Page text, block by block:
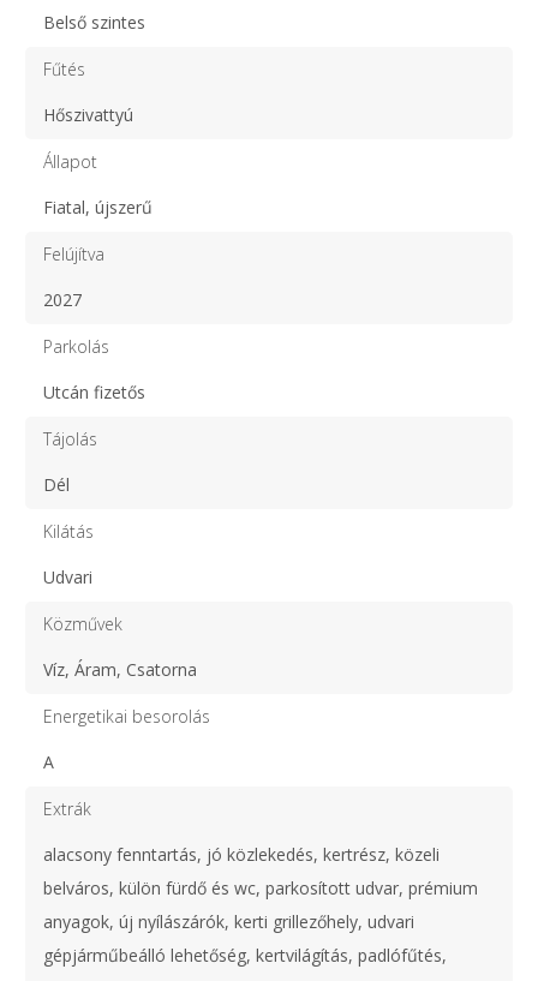
Belső szintes
Fűtés
Hőszivattyú
Állapot
Fiatal, újszerű
Felújítva
2027
Parkolás
Utcán fizetős
Tájolás
Dél
Kilátás
Udvari
Közművek
Víz, Áram, Csatorna
Energetikai besorolás
A
Extrák
alacsony fenntartás, jó közlekedés, kertrész, közeli
belváros, külön fürdő és wc, parkosított udvar, prémium
anyagok, új nyílászárók, kerti grillezőhely, udvari
gépjárműbeálló lehetőség, kertvilágítás, padlófűtés,